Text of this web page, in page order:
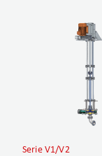
Serie V1/V2